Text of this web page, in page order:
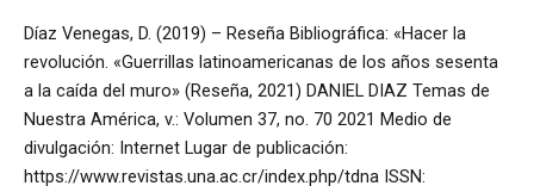
Díaz Venegas, D. (2019) – Reseña Bibliográfica: «Hacer la
revolución. «Guerrillas latinoamericanas de los años sesenta
a la caída del muro» (Reseña, 2021) DANIEL DIAZ Temas de
Nuestra América, v.: Volumen 37, no. 70 2021 Medio de
divulgación: Internet Lugar de publicación:
https://www.revistas.una.ac.cr/index.php/tdna ISSN: